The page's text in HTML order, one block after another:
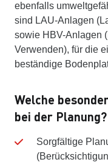
ebenfalls
sind LAU-Anlagen
sowie HBV-Anlagen
Verwenden), für die
beständige
Welche
bei der Planung?
Sorgfältige